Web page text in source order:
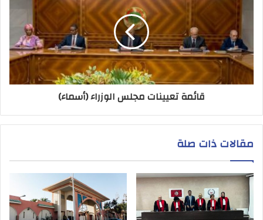
قائمة تعيينات مجلس الوزراء (أسماء)
مقالات ذات صلة